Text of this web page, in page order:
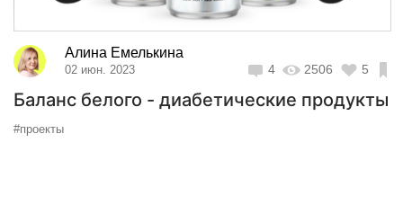
Алина Емелькина
02 июн. 2023 4 2506 5
Баланс белого - диабетические продукты
#проекты